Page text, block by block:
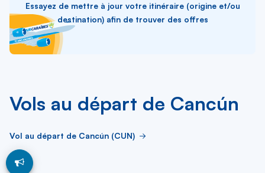
Essayez de mettre à jour votre itinéraire (origine et/ou
destination) afin de trouver des offres
Vols au départ de Cancún
Vol au départ de Cancún (CUN)